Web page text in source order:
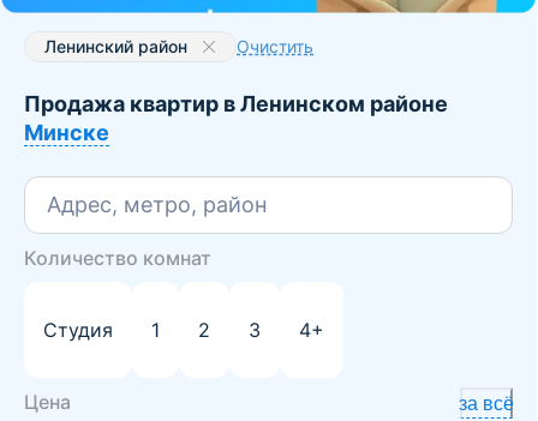
Ленинский район Очистить
Продажа квартир в Ленинском районе
Минске
Адрес, метро, район
Количество комнат
Студия 1 2 3 4+
Цена за всё